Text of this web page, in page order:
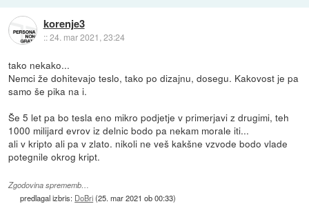
korenje3
::24. mar 2021, 23:24
tako nekako...
Nemci že dohitevajo teslo, tako po dizajnu, dosegu. Kakovost je pa
samo še pika na i.
Še 5 let pa bo tesla eno mikro podjetje v primerjavi z drugimi, teh
1000 milijard evrov iz delnic bodo pa nekam morale iti...
ali v kripto ali pa v zlato. nikoli ne veš kakšne vzvode bodo vlade
potegnile okrog kript.
Zgodovina sprememb…
predlagal izbris: DoBri(25. mar 2021 ob 00:33)